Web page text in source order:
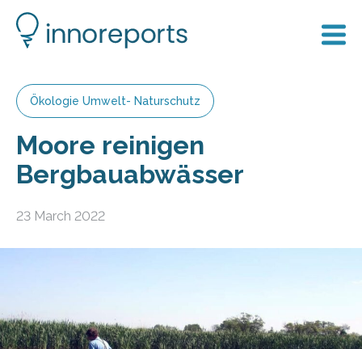
Ökologie Umwelt- Naturschutz
Moore reinigen
Bergbauabwässer
23 March 2022